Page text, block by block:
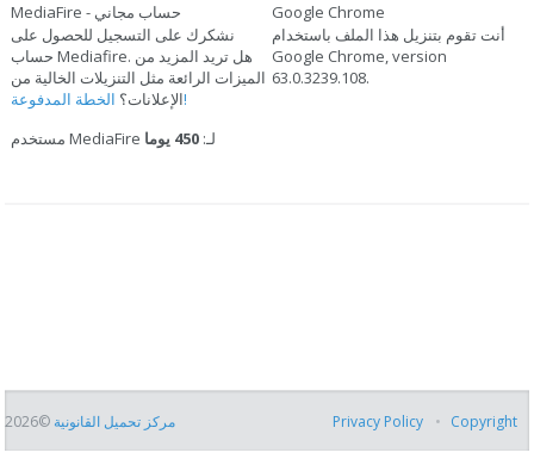
MediaFire - حساب مجاني
نشكرك على التسجيل للحصول على
حساب Mediafire. هل تريد المزيد من
الميزات الرائعة مثل التنزيلات الخالية من
الإعلانات؟الخطة المدفوعة!
مستخدم MediaFire لـ:450 يوما
Google Chrome
أنت تقوم بتنزيل هذا الملف باستخدام
Google Chrome, version
63.0.3239.108.
مركز تحميل القانونية ©2026 Privacy Policy Copyright